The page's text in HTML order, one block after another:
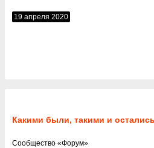
19 апреля 2020
Какими были, такими и
Cообщество «Форум»